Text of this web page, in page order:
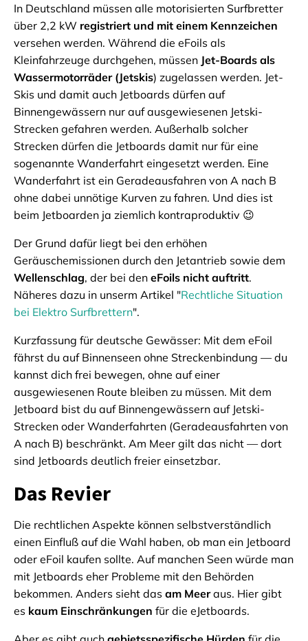
In Deutschland müssen alle motorisierten Surfbretter
über 2,2 kW registriert und mit einem Kennzeichen
versehen werden. Während die eFoils als
Kleinfahrzeuge durchgehen, müssen Jet-Boards als
Wassermotorräder (Jetskis) zugelassen werden. Jet-
Skis und damit auch Jetboards dürfen auf
Binnengewässern nur auf ausgewiesenen Jetski-
Strecken gefahren werden. Außerhalb solcher
Strecken dürfen die Jetboards damit nur für eine
sogenannte Wanderfahrt eingesetzt werden. Eine
Wanderfahrt ist ein Geradeausfahren von A nach B
ohne dabei unnötige Kurven zu fahren. Und dies ist
beim Jetboarden ja ziemlich kontraproduktiv 😉
Der Grund dafür liegt bei den erhöhen
Geräuschemissionen durch den Jetantrieb sowie dem
Wellenschlag, der bei den eFoils nicht auftritt.
Näheres dazu in unserm Artikel "Rechtliche Situation
bei Elektro Surfbrettern".
Kurzfassung für deutsche Gewässer: Mit dem eFoil
fährst du auf Binnenseen ohne Streckenbindung — du
kannst dich frei bewegen, ohne auf einer
ausgewiesenen Route bleiben zu müssen. Mit dem
Jetboard bist du auf Binnengewässern auf Jetski-
Strecken oder Wanderfahrten (Geradeausfahrten von
A nach B) beschränkt. Am Meer gilt das nicht — dort
sind Jetboards deutlich freier einsetzbar.
Das Revier
Die rechtlichen Aspekte können selbstverständlich
einen Einfluß auf die Wahl haben, ob man ein Jetboard
oder eFoil kaufen sollte. Auf manchen Seen würde man
mit Jetboards eher Probleme mit den Behörden
bekommen. Anders sieht das am Meeraus. Hier gibt
es kaum Einschränkungen für die eJetboards.